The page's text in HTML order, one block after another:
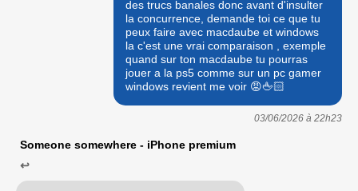
des trucs banales donc avant d'insulter
la concurrence, demande toi ce que tu
peux faire avec macdaube et windows
la c'est une vrai comparaison , exemple
quand sur ton macdaube tu pourras
jouer a la ps5 comme sur un pc gamer
windows revient me voir 😡🖕🏻
03/06/2026 à 22h23
Someone somewhere - iPhone premium
↩